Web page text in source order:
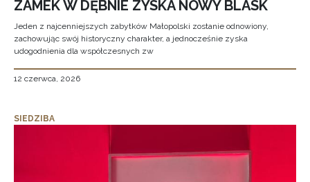
ZAMEK W DĘBNIE ZYSKA NOWY BLASK
Jeden z najcenniejszych zabytków Małopolski zostanie odnowiony,
zachowując swój historyczny charakter, a jednocześnie zyska
udogodnienia dla współczesnych zw
12 czerwca, 2026
SIEDZIBA